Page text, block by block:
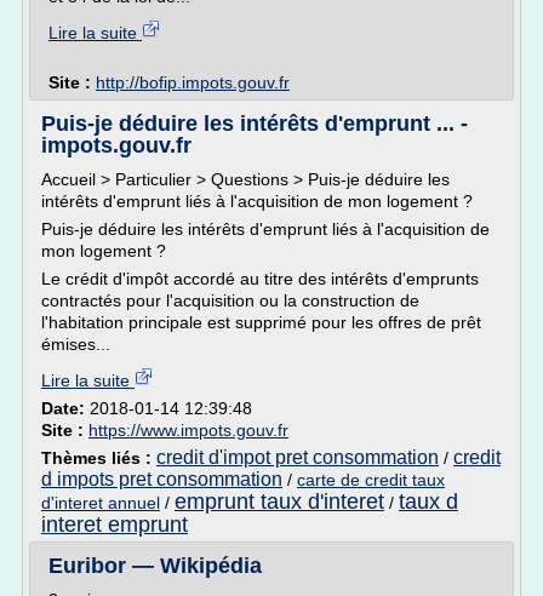
Lire la suite
Site : http://bofip.impots.gouv.fr
Puis-je déduire les intérêts d'emprunt ... -
impots.gouv.fr
Accueil > Particulier > Questions > Puis-je déduire les
intérêts d'emprunt liés à l'acquisition de mon logement ?
Puis-je déduire les intérêts d'emprunt liés à l'acquisition de
mon logement ?
Le crédit d'impôt accordé au titre des intérêts d'emprunts
contractés pour l'acquisition ou la construction de
l'habitation principale est supprimé pour les offres de prêt
émises...
Lire la suite
Date: 2018-01-14 12:39:48
Site : https://www.impots.gouv.fr
Thèmes liés : credit d'impot pret consommation / credit
d impots pret consommation / carte de credit taux
d'interet annuel / emprunt taux d'interet / taux d
interet emprunt
Euribor — Wikipédia